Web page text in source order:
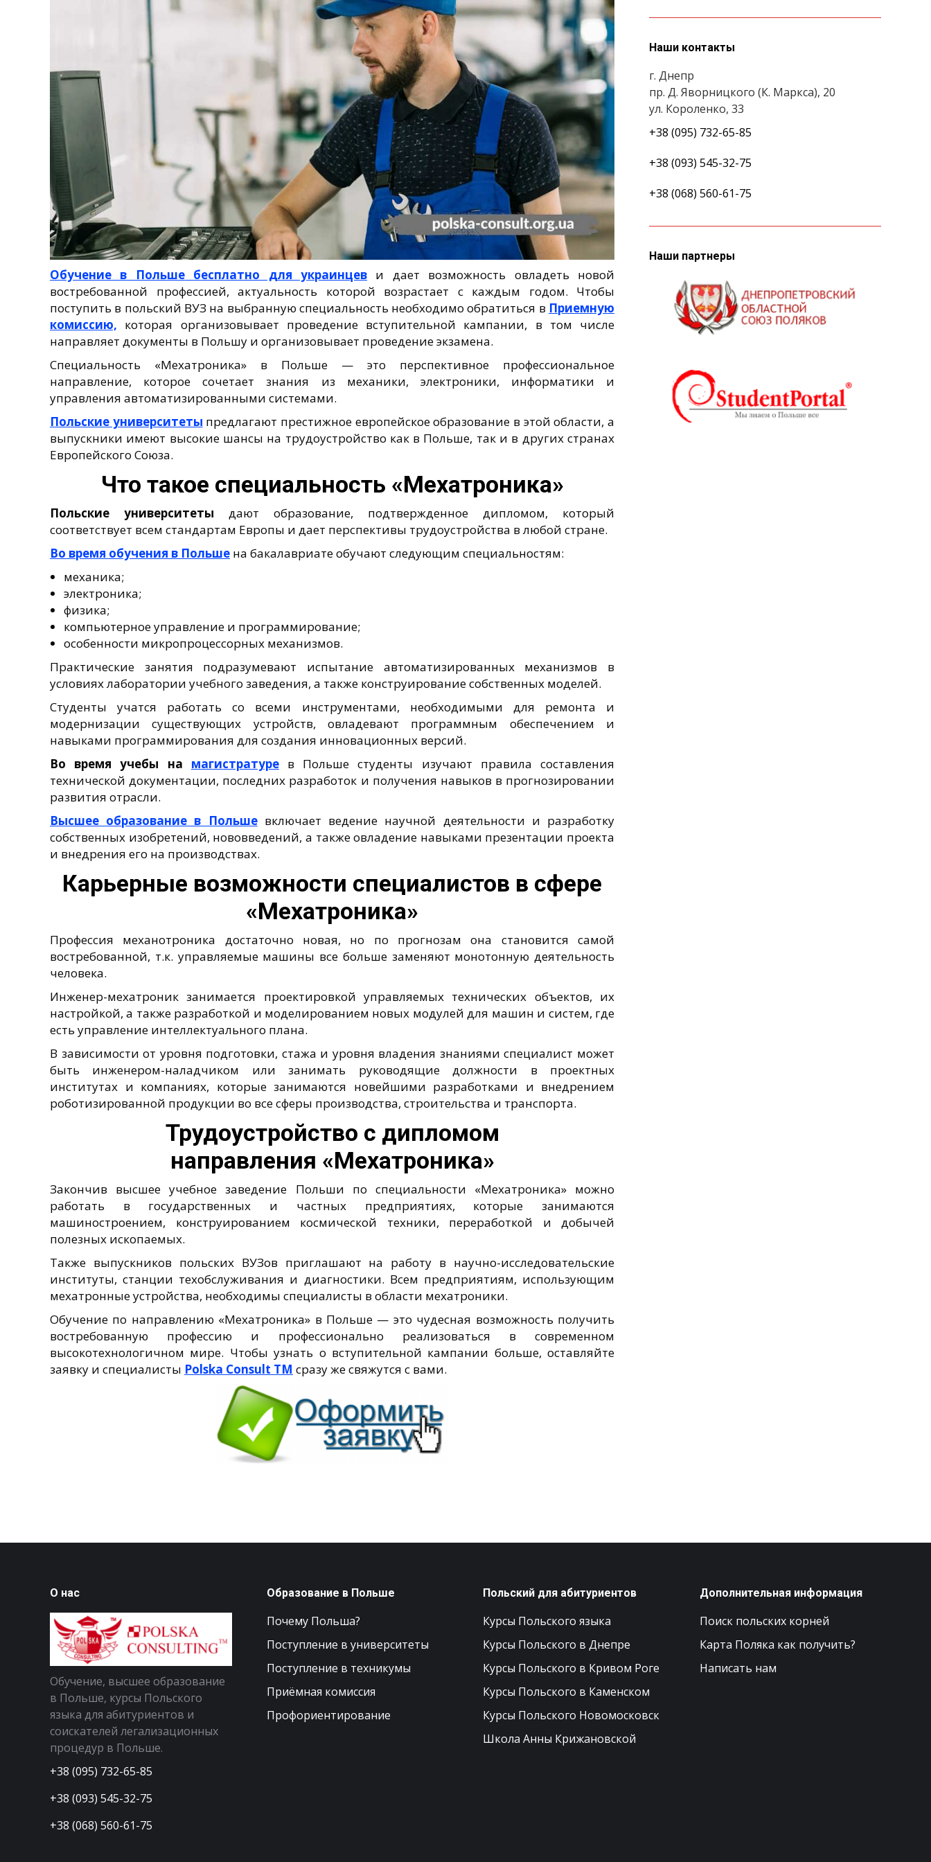
Обучение в Польше бесплатно для украинцев и дает возможность овладеть новой
востребованной профессией, актуальность которой возрастает с каждым годом. Чтобы
поступить в польский ВУЗ на выбранную специальность необходимо обратиться в Приемную
комиссию, которая организовывает проведение вступительной кампании, в том числе
направляет документы в Польшу и организовывает проведение экзамена.
Специальность «Мехатроника» в Польше — это перспективное профессиональное
направление, которое сочетает знания из механики, электроники, информатики и
управления автоматизированными системами.
Польские университеты предлагают престижное европейское образование в этой области, а
выпускники имеют высокие шансы на трудоустройство как в Польше, так и в других странах
Европейского Союза.
Что такое специальность «Мехатроника»
Польские университеты дают образование, подтвержденное дипломом, который
соответствует всем стандартам Европы и дает перспективы трудоустройства в любой стране.
Во время обучения в Польше на бакалавриате обучают следующим специальностям:
механика;
электроника;
физика;
компьютерное управление и программирование;
особенности микропроцессорных механизмов.
Практические занятия подразумевают испытание автоматизированных механизмов в
условиях лаборатории учебного заведения, а также конструирование собственных моделей.
Студенты учатся работать со всеми инструментами, необходимыми для ремонта и
модернизации существующих устройств, овладевают программным обеспечением и
навыками программирования для создания инновационных версий.
Во время учебы на
магистратурев Польше студенты изучают правила составления
технической документации, последних разработок и получения навыков в прогнозировании
развития отрасли.
Высшее образование в Польшевключает ведение научной деятельности и разработку
собственных изобретений, нововведений, а также овладение навыками презентации проекта
и внедрения его на производствах.
Карьерные возможности специалистов в сфере
«Мехатроника»
Профессия механотроника достаточно новая, но по прогнозам она становится самой
востребованной, т.к. управляемые машины все больше заменяют монотонную деятельность
человека.
Инженер-мехатроник занимается проектировкой управляемых технических объектов, их
настройкой, а также разработкой и моделированием новых модулей для машин и систем, где
есть управление интеллектуального плана.
В зависимости от уровня подготовки, стажа и уровня владения знаниями специалист может
быть инженером-наладчиком или занимать руководящие должности в проектных
институтах и компаниях, которые занимаются новейшими разработками и внедрением
роботизированной продукции во все сферы производства, строительства и транспорта.
Трудоустройство с дипломом
направления «Мехатроника»
Закончив высшее учебное заведение Польши по специальности «Мехатроника» можно
работать в государственных и частных предприятиях, которые занимаются
машиностроением, конструированием космической техники, переработкой и добычей
полезных ископаемых.
Также выпускников польских ВУЗов приглашают на работу в научно-исследовательские
институты, станции техобслуживания и диагностики. Всем предприятиям, использующим
мехатронные устройства, необходимы специалисты в области мехатроники.
Обучение по направлению «Мехатроника» в Польше — это чудесная возможность получить
востребованную профессию и профессионально реализоваться в современном
высокотехнологичном мире. Чтобы узнать о вступительной кампании больше, оставляйте
заявку и специалисты Polska Consult TM сразу же свяжутся с вами.
Наши контакты
г. Днепр
пр. Д. Яворницкого (К. Маркса), 20
ул. Короленко, 33
+38 (095) 732-65-85
+38 (093) 545-32-75
+38 (068) 560-61-75
Наши партнеры
О нас
Обучение, высшее образование
в Польше, курсы Польского
языка для абитуриентов и
соискателей легализационных
процедур в Польше.
+38 (095) 732-65-85
+38 (093) 545-32-75
+38 (068) 560-61-75
Образование в Польше
Почему Польша?
Поступление в университеты
Поступление в техникумы
Приёмная комиссия
Профориентирование
Польский для абитуриентов
Курсы Польского языка
Курсы Польского в Днепре
Курсы Польского в Кривом Роге
Курсы Польского в Каменском
Курсы Польского Новомосковск
Школа Анны Крижановской
Дополнительная информация
Поиск польских корней
Карта Поляка как получить?
Написать нам